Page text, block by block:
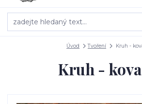
Úvod Tvoření Kruh -
Kruh -